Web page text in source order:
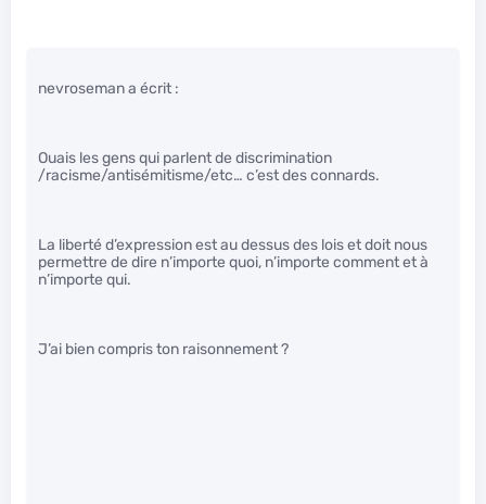
nevroseman a écrit :
Ouais les gens qui parlent de discrimination
/racisme/antisémitisme/etc… c’est des connards.
La liberté d’expression est au dessus des lois et doit nous
permettre de dire n’importe quoi, n’importe comment et à
n’importe qui.
J’ai bien compris ton raisonnement ?